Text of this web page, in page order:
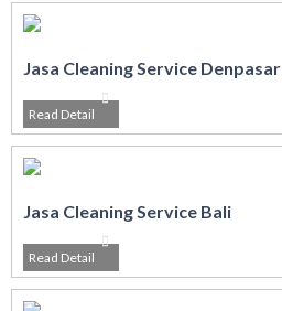
Jasa Cleaning Service Denpasar
Read Detail
Jasa Cleaning Service Bali
Read Detail